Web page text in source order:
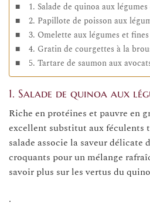
1. Salade de quinoa aux
2. Papillote de poisson aux
3. Omelette aux légumes et
4. Gratin de courgettes à la
5. Tartare de saumon aux
1. Salade de quinoa aux
Riche en protéines et pauvre en
excellent substitut aux féculents
salade associe la saveur délicate
croquants pour un mélange
savoir plus sur les vertus du
.